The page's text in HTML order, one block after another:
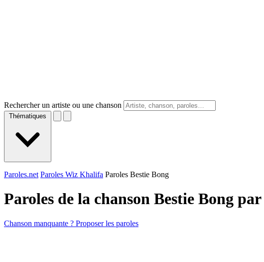
Rechercher un artiste ou une chanson
Thématiques
Paroles.net Paroles Wiz Khalifa Paroles Bestie Bong
Paroles de la chanson Bestie Bong par
Chanson manquante ? Proposer les paroles